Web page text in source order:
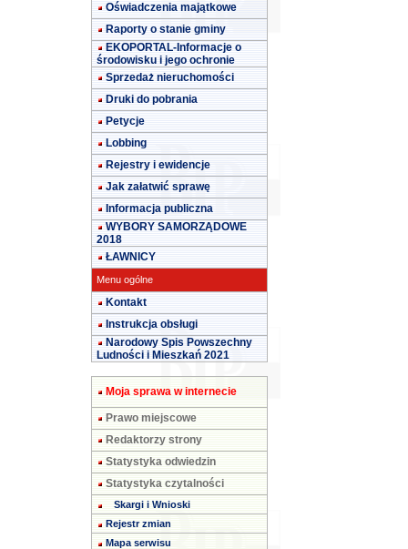
Oświadczenia majątkowe
Raporty o stanie gminy
EKOPORTAL-Informacje o
środowisku i jego ochronie
Sprzedaż nieruchomości
Druki do pobrania
Petycje
Lobbing
Rejestry i ewidencje
Jak załatwić sprawę
Informacja publiczna
WYBORY SAMORZĄDOWE
2018
ŁAWNICY
Menu ogólne
Kontakt
Instrukcja obsługi
Narodowy Spis Powszechny
Ludności i Mieszkań 2021
Moja sprawa w internecie
Prawo miejscowe
Redaktorzy strony
Statystyka odwiedzin
Statystyka czytalności
Skargi i Wnioski
Rejestr zmian
Mapa serwisu